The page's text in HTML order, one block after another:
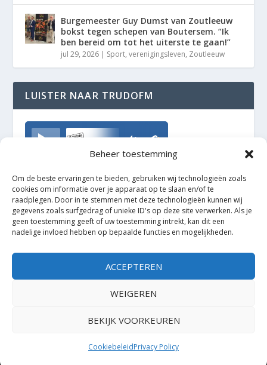
Beheer toestemming
Om de beste ervaringen te bieden, gebruiken wij technologieën zoals
cookies om informatie over je apparaat op te slaan en/of te
raadplegen. Door in te stemmen met deze technologieën kunnen wij
gegevens zoals surfgedrag of unieke ID's op deze site verwerken. Als je
geen toestemming geeft of uw toestemming intrekt, kan dit een
nadelige invloed hebben op bepaalde functies en mogelijkheden.
ACCEPTEREN
WEIGEREN
BEKIJK VOORKEUREN
CookiebeleidPrivacy Policy
Burgemeester Guy Dumst van Zoutleeuw
bokst tegen schepen van Boutersem. “Ik
ben bereid om tot het uiterste te gaan!”
jul 29, 2026 | Sport,verenigingsleven, Zoutleeuw
LUISTER NAAR TRUDOFM
TrudoFM
Elegant Themes| Mogelijk gemaakt door